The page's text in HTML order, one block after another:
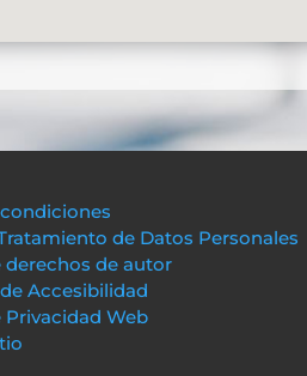
de Datos Personales
derechos de autor
Accesibilidad
Privacidad Web